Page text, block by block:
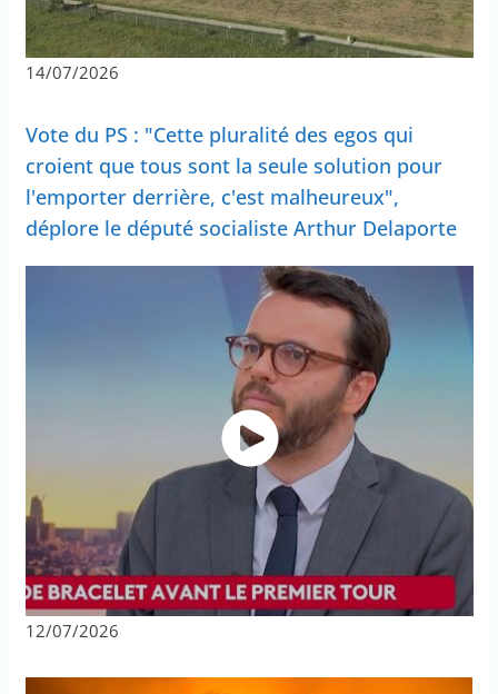
14/07/2026
Vote du PS : "Cette pluralité des egos qui
croient que tous sont la seule solution pour
l'emporter derrière, c'est malheureux",
déplore le député socialiste Arthur Delaporte
12/07/2026